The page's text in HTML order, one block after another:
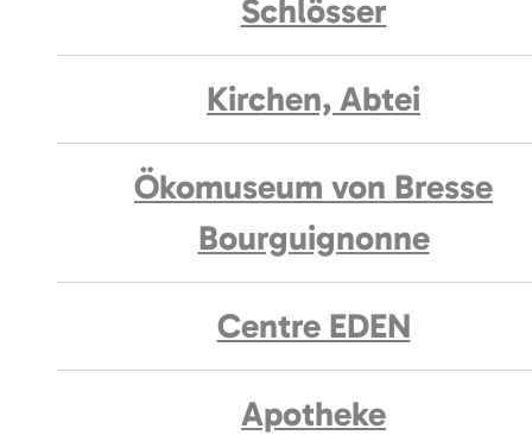
Schlösser
Kirchen, Abtei
Ökomuseum von Bresse
Bourguignonne
Centre EDEN
Apotheke